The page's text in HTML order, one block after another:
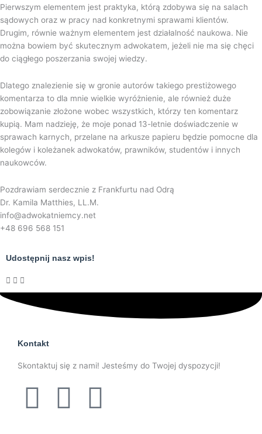
Pierwszym elementem jest praktyka, którą zdobywa się na salach
sądowych oraz w pracy nad konkretnymi sprawami klientów.
Drugim, równie ważnym elementem jest działalność naukowa. Nie
można bowiem być skutecznym adwokatem, jeżeli nie ma się chęci
do ciągłego poszerzania swojej wiedzy.
Dlatego znalezienie się w gronie autorów takiego prestiżowego
komentarza to dla mnie wielkie wyróżnienie, ale również duże
zobowiązanie złożone wobec wszystkich, którzy ten komentarz
kupią. Mam nadzieję, że moje ponad 13-letnie doświadczenie w
sprawach karnych, przelane na arkusze papieru będzie pomocne dla
kolegów i koleżanek adwokatów, prawników, studentów i innych
naukowców.
Pozdrawiam serdecznie z Frankfurtu nad Odrą
Dr. Kamila Matthies, LL.M.
info@adwokatniemcy.net
+48 696 568 151
Udostępnij nasz wpis!
Kontakt
Skontaktuj się z nami! Jesteśmy do Twojej dyspozycji!
F
L
I